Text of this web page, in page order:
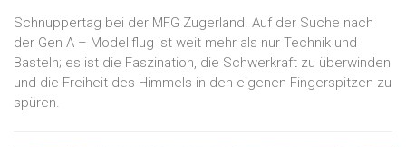
Schnuppertag bei der MFG Zugerland. Auf der Suche nach
der Gen A – Modellflug ist weit mehr als nur Technik und
Basteln; es ist die Faszination, die Schwerkraft zu überwinden
und die Freiheit des Himmels in den eigenen Fingerspitzen zu
spüren.